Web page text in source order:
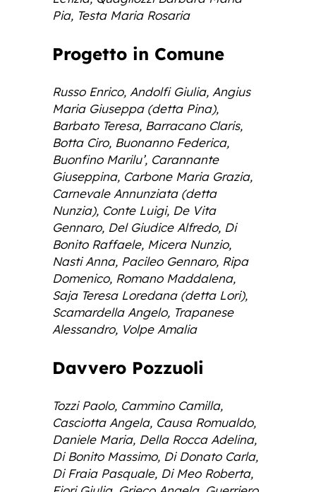
Pia, Testa Maria Rosaria
Progetto in Comune
Russo Enrico, Andolfi Giulia, Angius
Maria Giuseppa (detta Pina),
Barbato Teresa, Barracano Claris,
Botta Ciro, Buonanno Federica,
Buonfino Marilu’, Carannante
Giuseppina, Carbone Maria Grazia,
Carnevale Annunziata (detta
Nunzia), Conte Luigi, De Vita
Gennaro, Del Giudice Alfredo, Di
Bonito Raffaele, Micera Nunzio,
Nasti Anna, Pacileo Gennaro, Ripa
Domenico, Romano Maddalena,
Saja Teresa Loredana (detta Lori),
Scamardella Angelo, Trapanese
Alessandro, Volpe Amalia
Davvero Pozzuoli
Tozzi Paolo, Cammino Camilla,
Casciotta Angela, Causa Romualdo,
Daniele Maria, Della Rocca Adelina,
Di Bonito Massimo, Di Donato Carla,
Di Fraia Pasquale, Di Meo Roberta,